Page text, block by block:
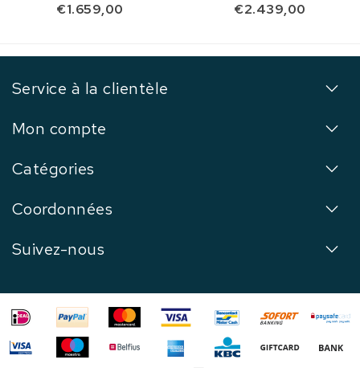
€1.659,00 €2.439,00
Service à la clientèle
Mon compte
Catégories
Coordonnées
Suivez-nous